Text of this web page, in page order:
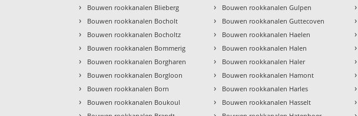
› Bouwen rookkanalen Blieberg
› Bouwen rookkanalen Bocholt
› Bouwen rookkanalen Bocholtz
› Bouwen rookkanalen Bommerig
› Bouwen rookkanalen Borgharen
› Bouwen rookkanalen Borgloon
› Bouwen rookkanalen Born
› Bouwen rookkanalen Boukoul
› Bouwen rookkanalen Gulpen
› Bouwen rookkanalen Guttecoven
› Bouwen rookkanalen Haelen
› Bouwen rookkanalen Halen
› Bouwen rookkanalen Haler
› Bouwen rookkanalen Hamont
› Bouwen rookkanalen Harles
› Bouwen rookkanalen Hasselt
›
›
›
›
›
›
›
›